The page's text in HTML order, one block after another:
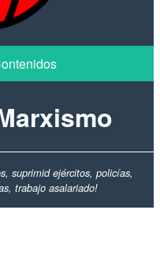
suprimid ejércitos, policías,
trabajo asalariado!